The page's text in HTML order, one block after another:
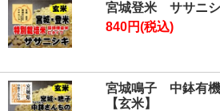
宮城登米 ササニシ
840円(税込)
宮城鳴子 中鉢有
【玄米】